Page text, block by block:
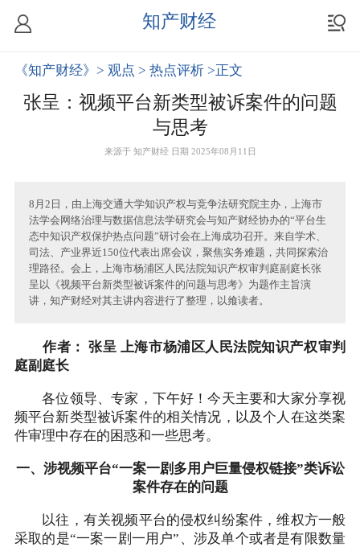
知产财经
《知产财经》 > 观点 > 热点评析 >正文
张呈：视频平台新类型被诉案件的问题
与思考
来源于 知产财经 日期 2025年08月11日
8月2日，由上海交通大学知识产权与竞争法研究院主办，上海市
法学会网络治理与数据信息法学研究会与知产财经协办的“平台生
态中知识产权保护热点问题”研讨会在上海成功召开。来自学术、
司法、产业界近150位代表出席会议，聚焦实务难题，共同探索治
理路径。会上，上海市杨浦区人民法院知识产权审判庭副庭长张
呈以《视频平台新类型被诉案件的问题与思考》为题作主旨演
讲，知产财经对其主讲内容进行了整理，以飨读者。
作者： 张呈 上海市杨浦区人民法院知识产权审判
庭副庭长
各位领导、专家，下午好！今天主要和大家分享视
频平台新类型被诉案件的相关情况，以及个人在这类案
件审理中存在的困惑和一些思考。
一、涉视频平台“一案一剧多用户巨量侵权链接”类诉讼
案件存在的问题
以往，有关视频平台的侵权纠纷案件，维权方一般
采取的是“一案一剧一用户”、涉及单个或者是有限数量